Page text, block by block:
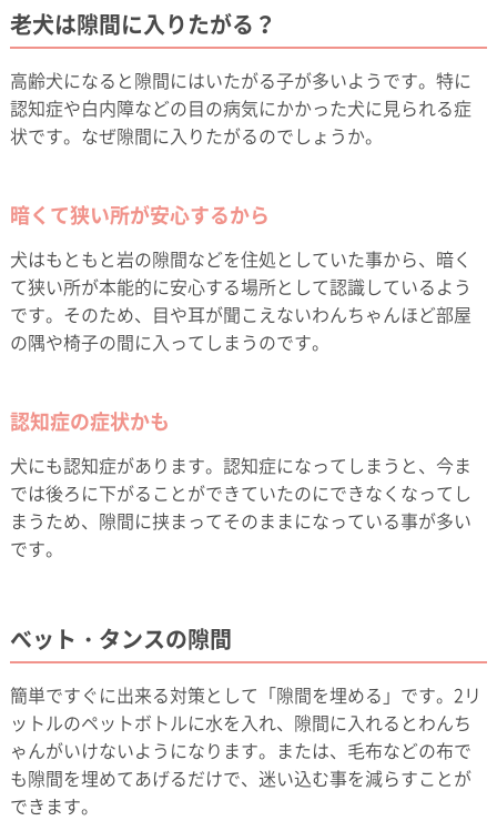
老犬は隙間に入りたがる？
高齢犬になると隙間にはいたがる子が多いようです。特に
認知症や白内障などの目の病気にかかった犬に見られる症
状です。なぜ隙間に入りたがるのでしょうか。
暗くて狭い所が安心するから
犬はもともと岩の隙間などを住処としていた事から、暗く
て狭い所が本能的に安心する場所として認識しているよう
です。そのため、目や耳が聞こえないわんちゃんほど部屋
の隅や椅子の間に入ってしまうのです。
認知症の症状かも
犬にも認知症があります。認知症になってしまうと、今ま
では後ろに下がることができていたのにできなくなってし
まうため、隙間に挟まってそのままになっている事が多い
です。
べット・タンスの隙間
簡単ですぐに出来る対策として「隙間を埋める」です。2リ
ットルのペットボトルに水を入れ、隙間に入れるとわんち
ゃんがいけないようになります。または、毛布などの布で
も隙間を埋めてあげるだけで、迷い込む事を減らすことが
できます。